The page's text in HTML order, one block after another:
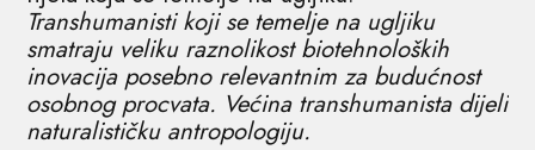
Transhumanisti koji se temelje na ugljiku
smatraju veliku raznolikost biotehnoloških
inovacija posebno relevantnim za budućnost
osobnog procvata. Većina transhumanista dijeli
naturalističku antropologiju.